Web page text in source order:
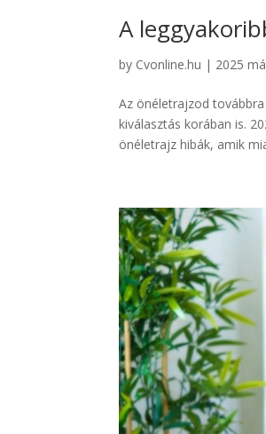
A
by Cvonline.hu | 2025
Az önéletrajzod
kiválasztás korában is.
önéletrajz hibák, amik